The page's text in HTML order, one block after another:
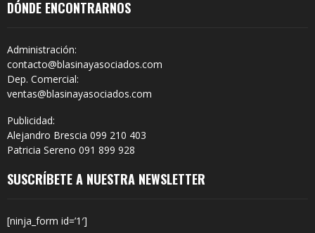
DÓNDE ENCONTRARNOS
Administración:
contacto@blasinayasociados.com
Dep. Comercial:
ventas@blasinayasociados.com
Publicidad:
Alejandro Brescia 099 210 403
Patricia Sereno 091 899 928
SUSCRÍBETE A NUESTRA NEWSLETTER
[ninja_form id=’1′]